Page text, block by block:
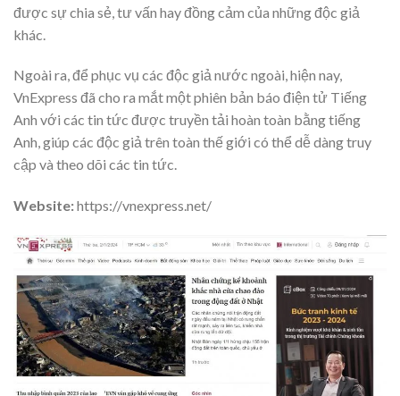
được sự chia sẻ, tư vấn hay đồng cảm của những độc giả
khác.
Ngoài ra, để phục vụ các độc giả nước ngoài, hiện nay,
VnExpress đã cho ra mắt một phiên bản báo điện tử Tiếng
Anh với các tin tức được truyền tải hoàn toàn bằng tiếng
Anh, giúp các độc giả trên toàn thế giới có thể dễ dàng truy
cập và theo dõi các tin tức.
Website:https://vnexpress.net/